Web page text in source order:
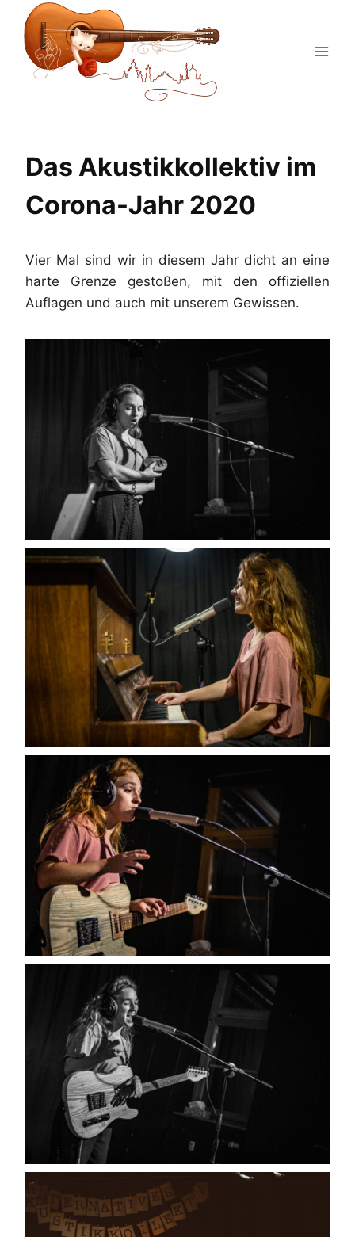
Inhalt
springen
Das Akustikkollektiv im
Corona-Jahr 2020
Vier Mal sind wir in diesem Jahr dicht an eine
harte Grenze gestoßen, mit den offiziellen
Auflagen und auch mit unserem Gewissen.